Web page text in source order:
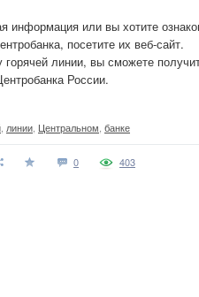
информация или вы хотите
посетите их веб-сайт.
горячей линии, вы сможете
России.
линии Центральном банке
0 403